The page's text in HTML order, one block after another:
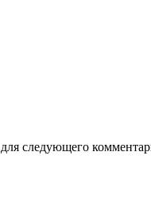
следующего